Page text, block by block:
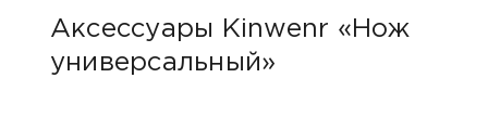
Аксессуары Kinwenr «Нож
универсальный»